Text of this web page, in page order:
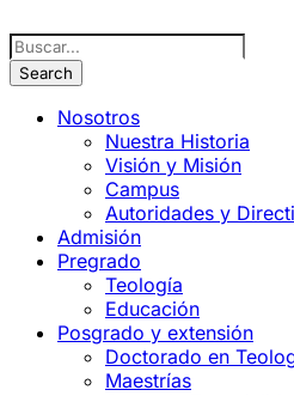
Nosotros
Nuestra Historia
Visión y Misión
Campus
Autoridades y
Admisión
Pregrado
Teología
Educación
Posgrado y extensión
Doctorado en
Maestrías